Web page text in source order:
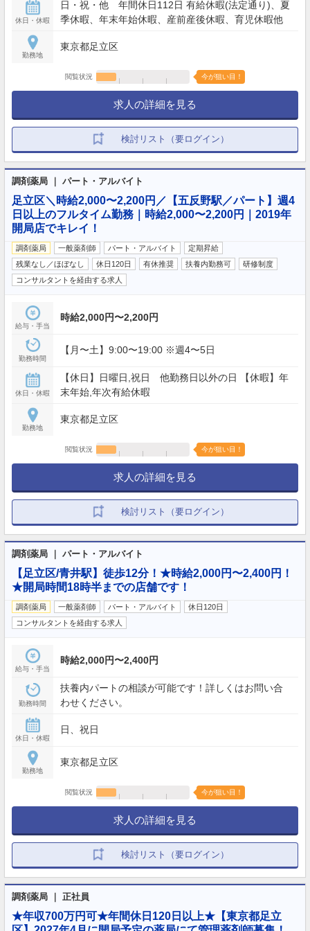
休日・休暇
日・祝・他 年間休日112日 有給休暇(法定通り)、夏
季休暇、年末年始休暇、産前産後休暇、育児休暇他
勤務地
東京都足立区
閲覧状況 今が狙い目！
求人の詳細を見る
検討リスト（要ログイン）
調剤薬局 ｜ パート・アルバイト
足立区＼時給2,000〜2,200円／【五反野駅／パート】週4
日以上のフルタイム勤務｜時給2,000〜2,200円｜2019年
開局店でキレイ！
調剤薬局 一般薬剤師 パート・アルバイト
定期昇給
残業なし／ほぼなし
休日120日 有休推奨 扶養内勤務可
研修制度
コンサルタントを経由する求人
給与・手当
時給2,000円〜2,200円
勤務時間
【月〜土】9:00〜19:00 ※週4〜5日
休日・休暇
【休日】日曜日,祝日 他勤務日以外の日 【休暇】年
末年始,年次有給休暇
勤務地
東京都足立区
閲覧状況 今が狙い目！
求人の詳細を見る
検討リスト（要ログイン）
調剤薬局 ｜ パート・アルバイト
【足立区/青井駅】徒歩12分！★時給2,000円〜2,400円！
★開局時間18時半までの店舗です！
調剤薬局 一般薬剤師 パート・アルバイト
休日120日
コンサルタントを経由する求人
給与・手当
時給2,000円〜2,400円
勤務時間
扶養内パートの相談が可能です！詳しくはお問い合
わせください。
休日・休暇
日、祝日
勤務地
東京都足立区
閲覧状況 今が狙い目！
求人の詳細を見る
検討リスト（要ログイン）
調剤薬局 ｜ 正社員
★年収700万円可★年間休日120日以上★【東京都足立